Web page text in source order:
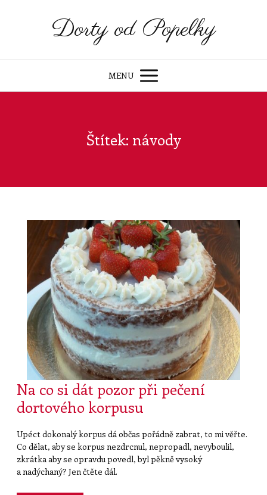
Dorty od Popelky
MENU
Štítek: návody
Na co si dát pozor při pečení
dortového korpusu
Upéct dokonalý korpus dá občas pořádně zabrat, to mi věřte.
Co dělat, aby se korpus nezdrcnul, nepropadl, nevyboulil,
zkrátka aby se opravdu povedl, byl pěkně vysoký
a nadýchaný? Jen čtěte dál.